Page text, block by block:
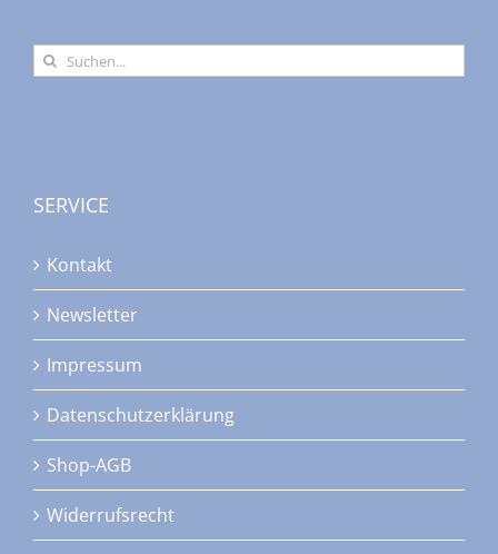
Suche
nach:
SERVICE
Kontakt
Newsletter
Impressum
Datenschutzerklärung
Shop-AGB
Widerrufsrecht